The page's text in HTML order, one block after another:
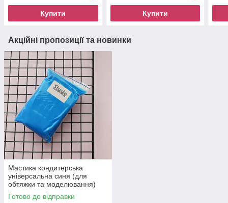
Купити Купити
Акційні пропозиції та новинки
Мастика кондитерська
універсальна синя (для
обтяжки та моделювання)
Slado, 100 грам
Готово до відправки